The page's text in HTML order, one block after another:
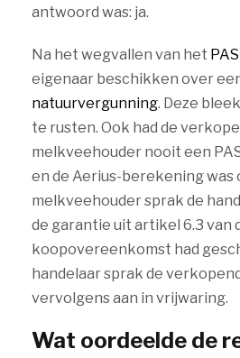
antwoord was: ja.
Na het wegvallen van het PAS
eigenaar beschikken over
natuurvergunning. Deze
te rusten. Ook had de
melkveehouder nooit een
en de Aerius-berekening was
melkveehouder sprak de
de garantie uit artikel 6.3 van
koopovereenkomst had
handelaar sprak de
vervolgens aan in vrijwaring.
Wat oordeelde de